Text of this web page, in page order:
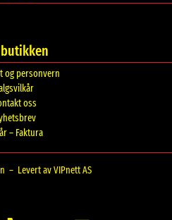
og personvern
oss
– Faktura
– Levert av VIPnett AS